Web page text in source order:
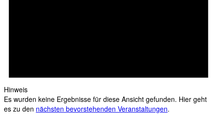
Hinweis
Es wurden keine Ergebnisse für diese Ansicht gefunden. Hier geht
es zu den nächsten bevorstehenden Veranstaltungen.